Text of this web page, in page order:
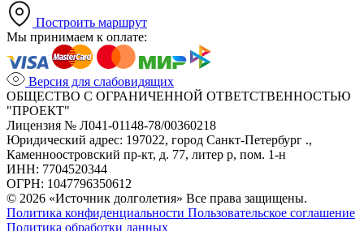
Построить маршрут
Мы принимаем к оплате:
Версия для слабовидящих
ОБЩЕСТВО С ОГРАНИЧЕННОЙ ОТВЕТСТВЕННОСТЬЮ
"ПРОЕКТ"
Лицензия № Л041-01148-78/00360218
Юридический адрес: 197022, город Санкт-Петербург .,
Каменноостровский пр-кт, д. 77, литер р, пом. 1-н
ИНН: 7704520344
ОГРН: 1047796350612
© 2026 «Источник долголетия» Все права защищены.
Политика конфиденциальности Пользовательское соглашение
Политика обработки данных